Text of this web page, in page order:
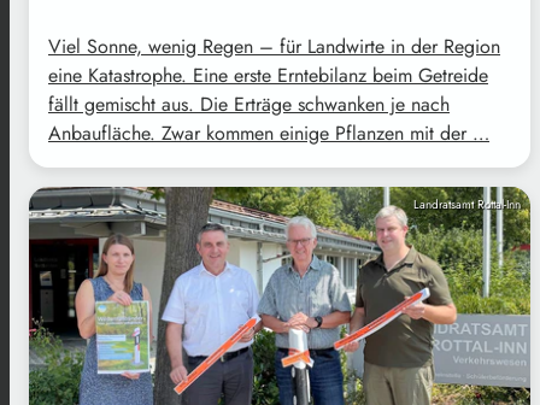
Viel Sonne, wenig Regen – für Landwirte in der Region
eine Katastrophe. Eine erste Erntebilanz beim Getreide
fällt gemischt aus. Die Erträge schwanken je nach
Anbaufläche. Zwar kommen einige Pflanzen mit der …
Landratsamt Rottal-Inn